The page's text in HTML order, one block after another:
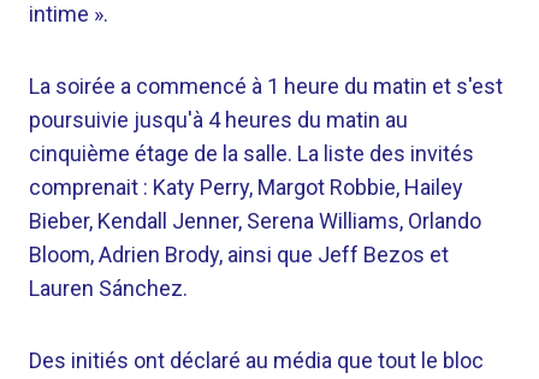
intime ».
La soirée a commencé à 1 heure du matin et s'est
poursuivie jusqu'à 4 heures du matin au
cinquième étage de la salle. La liste des invités
comprenait : Katy Perry, Margot Robbie, Hailey
Bieber, Kendall Jenner, Serena Williams, Orlando
Bloom, Adrien Brody, ainsi que Jeff Bezos et
Lauren Sánchez.
Des initiés ont déclaré au média que tout le bloc